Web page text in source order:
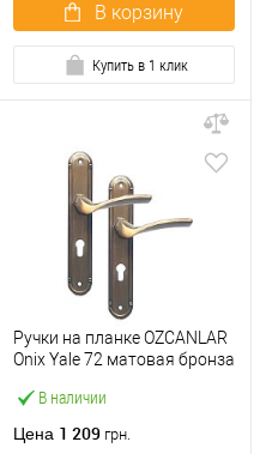
В корзину
Купить в 1 клик
В наличии
Ручки на планке OZCANLAR
Onix Yale 72 матовая бронза
Цена 1 209 грн.